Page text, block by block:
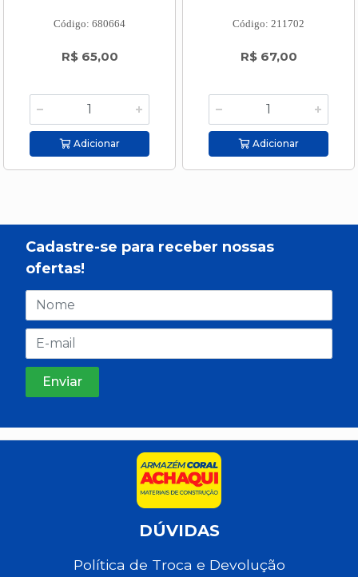
Código: 680664
R$ 65,00
Adicionar
Código: 211702
R$ 67,00
Adicionar
Cadastre-se para receber nossas
ofertas!
DÚVIDAS
Política de Troca e Devolução